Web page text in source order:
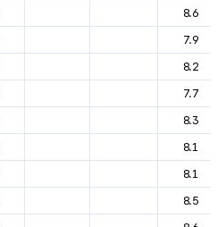
8.6
7.9
8.2
7.7
8.3
8.1
8.1
8.5